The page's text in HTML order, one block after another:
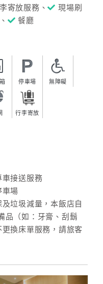
寄放服務、
現場刷
餐廳
停車場 無障礙
行李寄放
車接送服務
車場
垃圾減量，本飯店自
品（如：牙膏、刮鬍
換床單服務，請旅客